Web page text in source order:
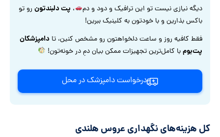
دیگه نیازی نیست تو این ترافیک و دود و دم ، پت دلبندتونرو تو
باکس بذارین و با خودتون به کلینیک ببرین!
فقط کافیه روز و ساعت دلخواهتون رو مشخص کنین، تا دامپزشکان
پت‌بومبا کامل‌ترین تجهیزات ممکن بیان دمِ در خونه‌تون!
درخواست دامپزشک در محل
کل هزینه‌های نگهداری عروس هلندی